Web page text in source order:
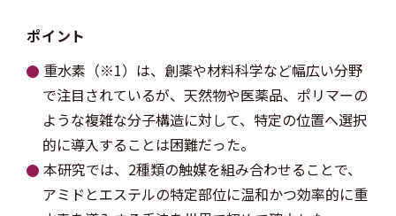
ポイント
重水素（※1）は、創薬や材料科学など幅広い分野
で注目されているが、天然物や医薬品、ポリマーの
ような複雑な分子構造に対して、特定の位置へ選択
的に導入することは困難だった。
本研究では、2種類の触媒を組み合わせることで、
アミドとエステルの特定部位に温和かつ効率的に重